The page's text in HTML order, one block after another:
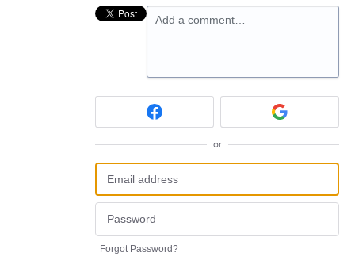
Add a comment…
or
Forgot Password?